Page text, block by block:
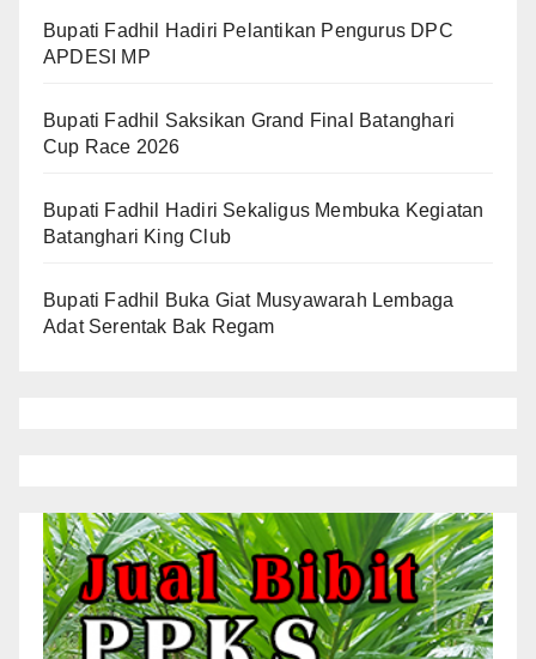
Bupati Fadhil Hadiri Pelantikan Pengurus DPC
APDESI MP
Bupati Fadhil Saksikan Grand Final Batanghari
Cup Race 2026
Bupati Fadhil Hadiri Sekaligus Membuka Kegiatan
Batanghari King Club
Bupati Fadhil Buka Giat Musyawarah Lembaga
Adat Serentak Bak Regam